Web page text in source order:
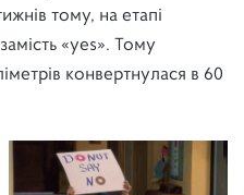
тому, на етапі
«yes». Тому
конвертнулася в 60